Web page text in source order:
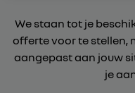
We staan tot je
offerte voor te stellen,
aangepast aan jouw
je